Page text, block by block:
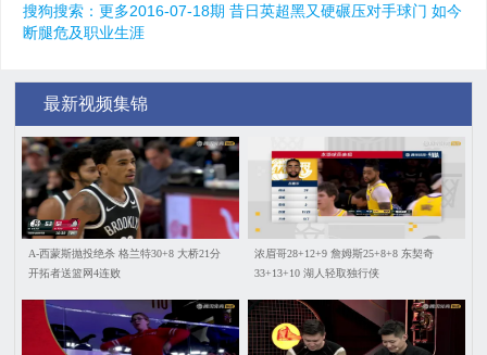
搜狗搜索：更多2016-07-18期 昔日英超黑又硬碾压对手球门 如今
断腿危及职业生涯
最新视频集锦
A-西蒙斯抛投绝杀 格兰特30+8 大桥21分
开拓者送篮网4连败
浓眉哥28+12+9 詹姆斯25+8+8 东契奇
33+13+10 湖人轻取独行侠